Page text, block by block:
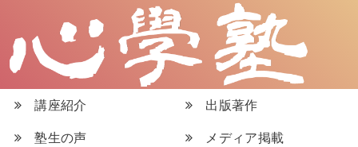
講座紹介 出版著作
塾生の声 メディア掲載